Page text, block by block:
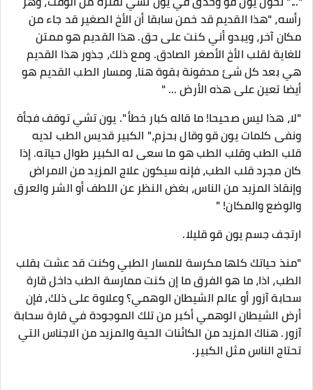
رأسه، "هذا القديم قد خمن سابقا أن الأخ الصغير قد جاء من
مكان آخر، ويبدو أني كنت على حق. هذا القديم هو ممتن
للغاية لقلب الأخ الأصغر الصادق. ومع ذلك، جذور هذا القديم
هي بعد كل شئ مدفونة بقوة هنا، ومسار الطب القديم هو
أيضا تعين على هذه الأرض ... "
"لا، هذا ليس صحيحا! ما قاله كبار خطأ ". يون تشي توقف فجأة
ونفى كلمات يون قو وقال بحزم،" الكبير قديس الطب لديه
قلب الطب وقلب الطب هو ما سعى له الكبير طوال حياته. إذا
كان مجرد قلب الطب، فإنه سيكون علاج المزيد من الامراض
وإنقاذ المزيد من الناس، بغض النظر عن اللطف أو الشر والعرق
والوضع والمكان! "
ارتجف جسم يون قو قليلا.
"منذ حياتك كلها مكرسة للمسار الطبي وكنت قد عشت بقلب
الطب، اذا، ما هو الفرق ما إن كنت ممارسة الطب داخل قارة
سحابة آزور أو عالم الشيطان الوهمي؟ وعلاوة على ذلك، فإن
أرض الشيطان الوهمي أكبر من تلك الموجودة في قارة سحابة
آزور. هناك المزيد من الكائنات الحية والمزيد من الاجناس التي
تحتاج الناس مثل الكبير.